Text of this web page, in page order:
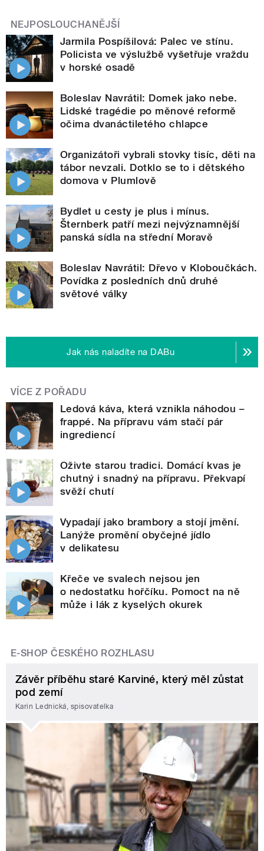
NEJPOSLOUCHANĚJŠÍ
Jarmila Pospíšilová: Palec ve stínu.
Policista ve výslužbě vyšetřuje vraždu
v horské osadě
Boleslav Navrátil: Domek jako nebe.
Lidské tragédie po měnové reformě
očima dvanáctiletého chlapce
Organizátoři vybrali stovky tisíc, děti na
tábor nevzali. Dotklo se to i dětského
domova v Plumlově
Bydlet u cesty je plus i mínus.
Šternberk patří mezi nejvýznamnější
panská sídla na střední Moravě
Boleslav Navrátil: Dřevo v Kloboučkách.
Povídka z posledních dnů druhé
světové války
Jak nás naladíte na DABu
VÍCE Z POŘADU
Ledová káva, která vznikla náhodou –
frappé. Na přípravu vám stačí pár
ingrediencí
Oživte starou tradici. Domácí kvas je
chutný i snadný na přípravu. Překvapí
svěží chutí
Vypadají jako brambory a stojí jmění.
Lanýže promění obyčejné jídlo
v delikatesu
Křeče ve svalech nejsou jen
o nedostatku hořčíku. Pomoct na ně
může i lák z kyselých okurek
E-SHOP ČESKÉHO ROZHLASU
Závěr příběhu staré Karviné, který měl zůstat
pod zemí
Karin Lednická, spisovatelka